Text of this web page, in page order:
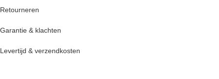
Retourneren
Garantie & klachten
Levertijd & verzendkosten